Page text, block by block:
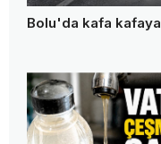
Bolu'da kafa kafaya